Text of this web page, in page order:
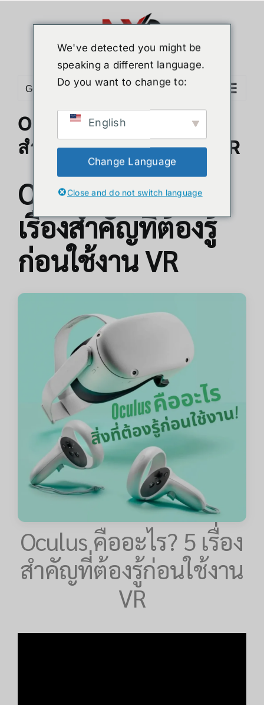
Go to...
Oculus คืออะไร? 5 เรื่อง
สำคัญที่ต้องรู้ก่อนใช้งาน VR
Oculus คืออะไร? 5
เรื่องสำคัญที่ต้องรู้
ก่อนใช้งาน VR
Oculus คืออะไร? 5 เรื่อง
สำคัญที่ต้องรู้ก่อนใช้งาน
VR
We've detected you might be
speaking a different language.
Do you want to change to:
English
Change Language
Close and do not switch language